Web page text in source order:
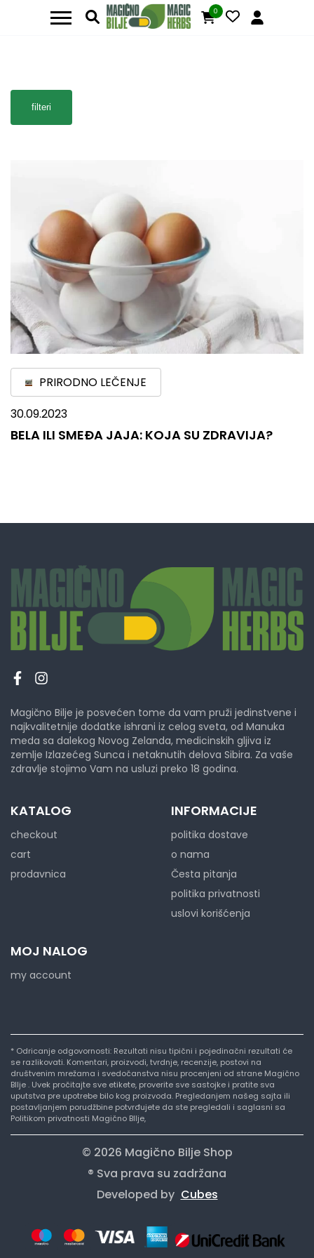
0
filteri
PRIRODNO LEČENJE
30.09.2023
BELA ILI SMEĐA JAJA: KOJA SU ZDRAVIJA?
Magično Bilje je posvećen tome da vam pruži jedinstvene i
najkvalitetnije dodatke ishrani iz celog sveta, od Manuka
meda sa dalekog Novog Zelanda, medicinskih gljiva iz
zemlje Izlazećeg Sunca i netaknutih delova Sibira. Za vaše
zdravlje stojimo Vam na usluzi preko 18 godina.
KATALOG
checkout
cart
prodavnica
INFORMACIJE
politika dostave
o nama
Česta pitanja
politika privatnosti
uslovi korišćenja
MOJ NALOG
my account
* Odricanje odgovornosti: Rezultati nisu tipični i pojedinačni rezultati će
se razlikovati. Komentari, proizvodi, tvrdnje, recenzije, postovi na
društvenim mrežama i svedočanstva nisu procenjeni od strane Magično
BIlje . Uvek pročitajte sve etikete, proverite sve sastojke i pratite sva
uputstva pre upotrebe bilo kog proizvoda. Pregledanjem našeg sajta ili
postavljanjem porudžbine potvrđujete da ste pregledali i saglasni sa
Politikom privatnosti Magično BIlje,
© 2026 Magično Bilje Shop
® Sva prava su zadržana
Developed by Cubes